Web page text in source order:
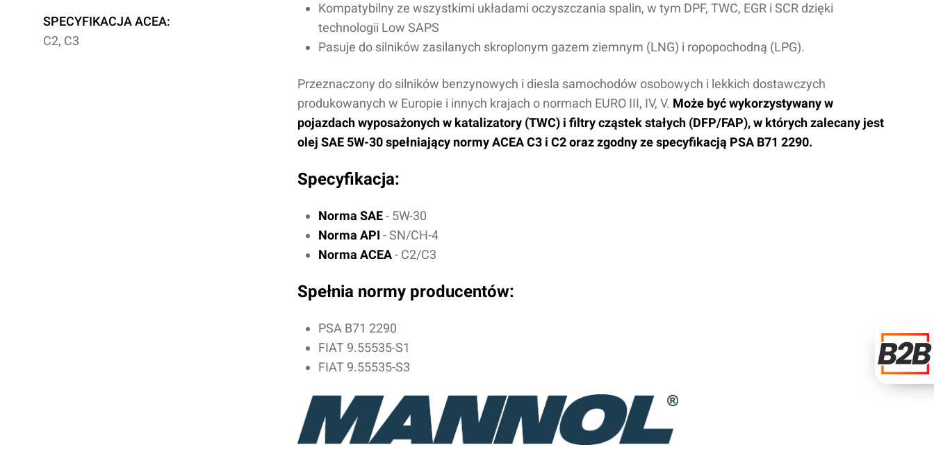
SPECYFIKACJA ACEA:
C2, C3
Kompatybilny ze wszystkimi układami oczyszczania spalin, w tym DPF, TWC, EGR i SCR dzięki
technologii Low SAPS
Pasuje do silników zasilanych skroplonym gazem ziemnym (LNG) i ropopochodną (LPG).
Przeznaczony do silników benzynowych i diesla samochodów osobowych i lekkich dostawczych
produkowanych w Europie i innych krajach o normach EURO III, IV, V. Może być wykorzystywany w
pojazdach wyposażonych w katalizatory (TWC) i filtry cząstek stałych (DFP/FAP), w których zalecany jest
olej SAE 5W-30 spełniający normy ACEA C3 i C2 oraz zgodny ze specyfikacją PSA B71 2290.
Specyfikacja:
Norma SAE- 5W-30
Norma API - SN/CH-4
Norma ACEA- C2/C3
Spełnia normy producentów:
PSA B71 2290
FIAT 9.55535-S1
FIAT 9.55535-S3